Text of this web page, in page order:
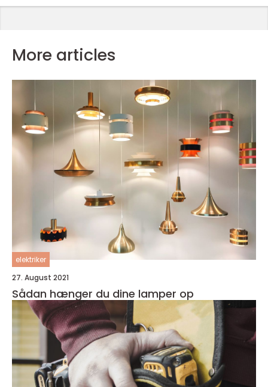
More articles
elektriker
27. August 2021
Sådan hænger du dine lamper op